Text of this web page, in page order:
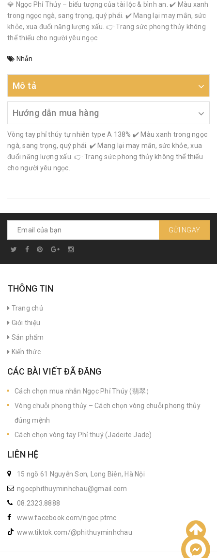
💎 Ngọc Phỉ Thúy – biểu tượng của tài lộc & bình an. ✔️ Màu xanh
trong ngọc ngà, sang trọng, quý phái. ✔️ Mang lại may mắn, sức
khỏe, xua đuổi năng lượng xấu. 👉 Trang sức phong thủy không
thể thiếu cho người yêu ngọc.
Nhẫn
Mô tả
Hướng dẫn mua hàng
Vòng tay phỉ thúy tự nhiên type A 138% ✔️ Màu xanh trong ngọc
ngà, sang trọng, quý phái. ✔️ Mang lại may mắn, sức khỏe, xua
đuổi năng lượng xấu. 👉 Trang sức phong thủy không thể thiếu
cho người yêu ngọc.
GỬI NGAY
THÔNG TIN
Trang chủ
Giới thiệu
Sản phẩm
Kiến thức
CÁC BÀI VIẾT ĐÃ ĐĂNG
Cách chọn mua nhẫn Ngọc Phỉ Thúy (翡翠）
Vòng chuỗi phong thủy – Cách chọn vòng chuỗi phong thủy
đúng mệnh
Cách chọn vòng tay Phỉ thuý (Jadeite Jade)
LIÊN HỆ
15 ngõ 61 Nguyễn Sơn, Long Biên, Hà Nội
ngocphithuyminhchau@gmail.com
08.2323.8888
www.facebook.com/ngoc.ptmc
www.tiktok.com/@phithuyminhchau
Liên hệ